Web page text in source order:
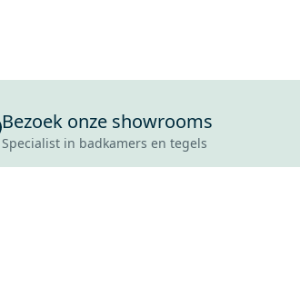
Bezoek onze showrooms
Specialist in badkamers en tegels